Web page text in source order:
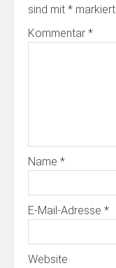
sind mit * markiert
Kommentar *
Name *
E-Mail-Adresse *
Website